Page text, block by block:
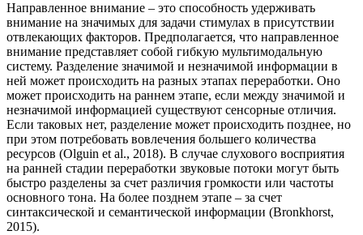
Направленное внимание – это способность удерживать
внимание на значимых для задачи стимулах в присутствии
отвлекающих факторов. Предполагается, что направленное
внимание представляет собой гибкую мультимодальную
систему. Разделение значимой и незначимой информации в
ней может происходить на разных этапах переработки. Оно
может происходить на раннем этапе, если между значимой и
незначимой информацией существуют сенсорные отличия.
Если таковых нет, разделение может происходить позднее, но
при этом потребовать вовлечения большего количества
ресурсов (Olguin et al., 2018). В случае слухового восприятия
на ранней стадии переработки звуковые потоки могут быть
быстро разделены за счет различия громкости или частоты
основного тона. На более позднем этапе – за счет
синтаксической и семантической информации (Bronkhorst,
2015).